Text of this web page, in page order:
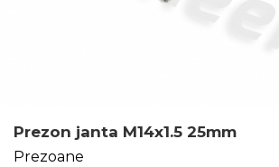
Prezon janta M14x1.5 25mm
Prezoane